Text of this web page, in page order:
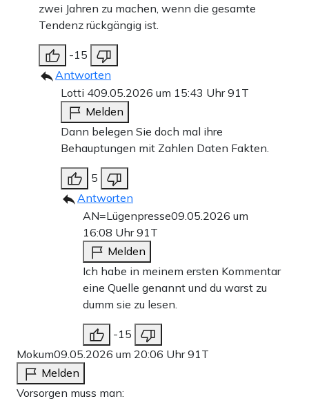
zwei Jahren zu machen, wenn die gesamte
Tendenz rückgängig ist.
-15
Antworten
Lotti 409.05.2026 um 15:43 Uhr91T
Melden
Dann belegen Sie doch mal ihre
Behauptungen mit Zahlen Daten Fakten.
5
Antworten
AN=Lügenpresse09.05.2026 um
16:08 Uhr91T
Melden
Ich habe in meinem ersten Kommentar
eine Quelle genannt und du warst zu
dumm sie zu lesen.
-15
Mokum09.05.2026 um 20:06 Uhr91T
Melden
Vorsorgen muss man: